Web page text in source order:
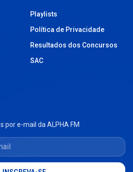
Playlists
Política de Privacidade
Resultados dos Concursos
SAC
por e-mail da ALPHA FM